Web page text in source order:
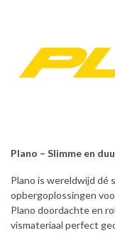
Plano – Slimme en
Plano is wereldwijd dé
opbergoplossingen
Plano doordachte en
vismateriaal perfect